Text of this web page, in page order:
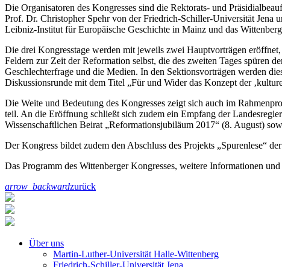
Die Organisatoren des Kongresses sind die Rektorats- und
Prof. Dr. Christopher Spehr von der Friedrich-Schiller-Universität Jena
Leibniz-Institut für Europäische Geschichte in Mainz und das
Die drei Kongresstage werden mit jeweils zwei Hauptvorträgen
Feldern zur Zeit der Reformation selbst, die des zweiten Tages spüren
Geschlechterfrage und die Medien. In den Sektionsvorträgen werden
Diskussionsrunde mit dem Titel „Für und Wider das Konzept der
Die Weite und Bedeutung des Kongresses zeigt sich auch im
teil. An die Eröffnung schließt sich zudem ein Empfang der
Wissenschaftlichen Beirat „Reformationsjubiläum 2017“ (8. August)
Der Kongress bildet zudem den Abschluss des Projekts „Spurenlese“
Das Programm des Wittenberger Kongresses, weitere Informationen
arrow_backwardzurück
Über uns
Martin-Luther-Universität Halle-Wittenberg
Friedrich-Schiller-Universität Jena